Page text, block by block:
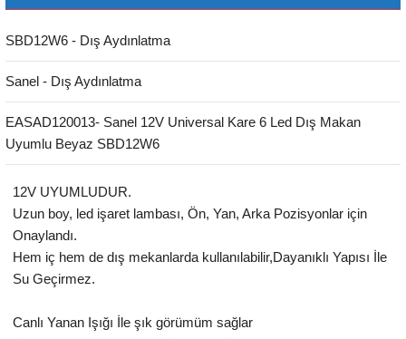
SBD12W6 - Dış Aydınlatma
Sanel - Dış Aydınlatma
EASAD120013- Sanel 12V Universal Kare 6 Led Dış Makan
Uyumlu Beyaz SBD12W6
12V UYUMLUDUR.
Uzun boy, led işaret lambası, Ön, Yan, Arka Pozisyonlar için
Onaylandı.
Hem iç hem de dış mekanlarda kullanılabilir,Dayanıklı Yapısı İle
Su Geçirmez.
Canlı Yanan Işığı İle şık görümüm sağlar